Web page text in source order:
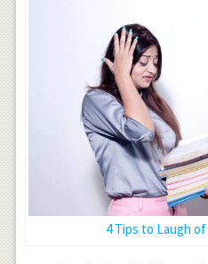
4 Tips to Laugh